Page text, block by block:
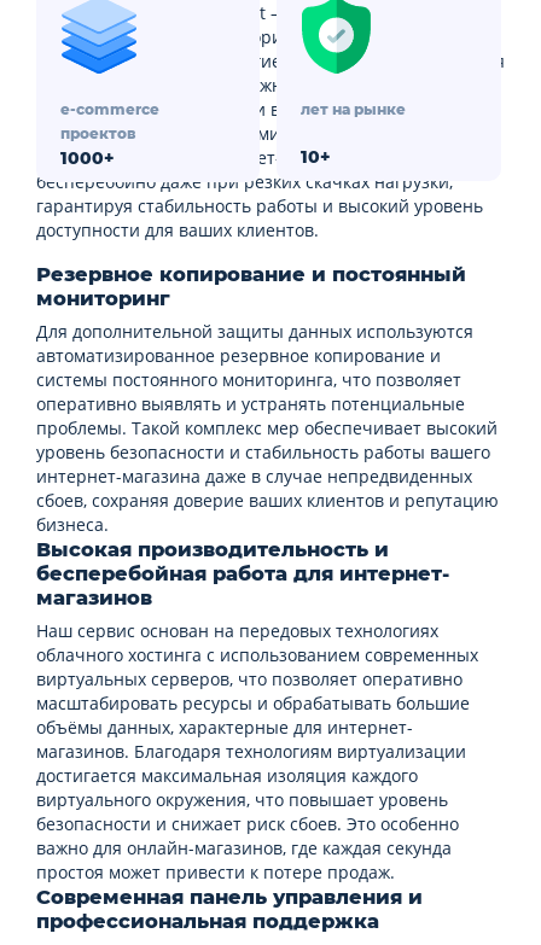
Cloud Hosting от Zahid-Host – современное решение
для бизнеса, специально ориентированное на
интернет-магазины и другие онлайн-проекты. Высокая
производительность, надёжность и безопасность
обеспечиваются мощными виртуальными серверами
и передовыми технологиями виртуализации. Это
позволяет вашему интернет-магазину работать
бесперебойно даже при резких скачках нагрузки,
гарантируя стабильность работы и высокий уровень
доступности для ваших клиентов.
Резервное копирование и постоянный
мониторинг
Для дополнительной защиты данных используются
автоматизированное резервное копирование и
системы постоянного мониторинга, что позволяет
оперативно выявлять и устранять потенциальные
проблемы. Такой комплекс мер обеспечивает высокий
уровень безопасности и стабильность работы вашего
интернет-магазина даже в случае непредвиденных
сбоев, сохраняя доверие ваших клиентов и репутацию
бизнеса.
Высокая производительность и
бесперебойная работа для интернет-
магазинов
Наш сервис основан на передовых технологиях
облачного хостинга с использованием современных
виртуальных серверов, что позволяет оперативно
масштабировать ресурсы и обрабатывать большие
объёмы данных, характерные для интернет-
магазинов. Благодаря технологиям виртуализации
достигается максимальная изоляция каждого
виртуального окружения, что повышает уровень
безопасности и снижает риск сбоев. Это особенно
важно для онлайн-магазинов, где каждая секунда
простоя может привести к потере продаж.
Современная панель управления и
профессиональная поддержка
e-commerce
проектов
1000+
лет на рынке
10+